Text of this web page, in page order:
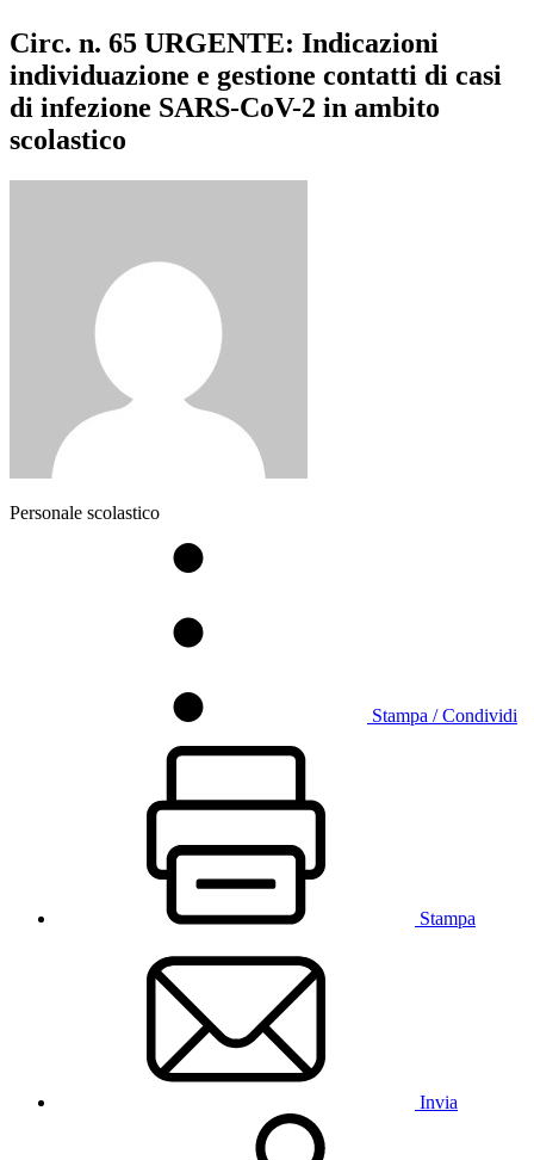
Circ. n. 65 URGENTE: Indicazioni
individuazione e gestione contatti di casi
di infezione SARS-CoV-2 in ambito
scolastico
Personale scolastico
Stampa / Condividi
Stampa
Invia